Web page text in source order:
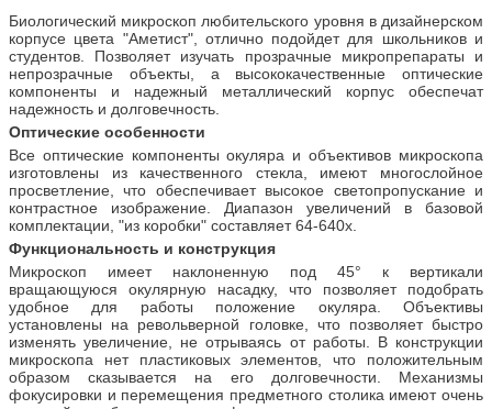
Биологический микроскоп любительского уровня в дизайнерском
корпусе цвета "Аметист", отлично подойдет для школьников и
студентов. Позволяет изучать прозрачные микропрепараты и
непрозрачные объекты, а высококачественные оптические
компоненты и надежный металлический корпус обеспечат
надежность и долговечность.
Оптические особенности
Все оптические компоненты окуляра и объективов микроскопа
изготовлены из качественного стекла, имеют многослойное
просветление, что обеспечивает высокое светопропускание и
контрастное изображение. Диапазон увеличений в базовой
комплектации, "из коробки" составляет 64-640х.
Функциональность и конструкция
Микроскоп имеет наклоненную под 45° к вертикали
вращающуюся окулярную насадку, что позволяет подобрать
удобное для работы положение окуляра. Объективы
установлены на револьверной головке, что позволяет быстро
изменять увеличение, не отрываясь от работы. В конструкции
микроскопа нет пластиковых элементов, что положительным
образом сказывается на его долговечности. Механизмы
фокусировки и перемещения предметного столика имеют очень